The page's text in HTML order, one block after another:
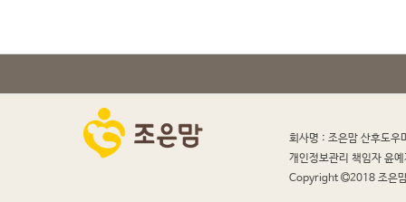
회사명 : 조은맘 산후도우
개인정보관리 책임자 윤
Copyright
2018 조은